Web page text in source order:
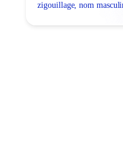
zigouillage, nom